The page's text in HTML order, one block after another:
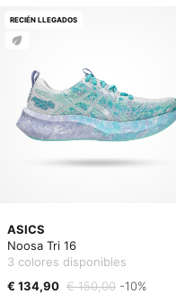
ASICS
Noosa Tri 16
3 colores disponibles
€ 134,90 € 150,00 -10%
RECIÉN LLEGADOS